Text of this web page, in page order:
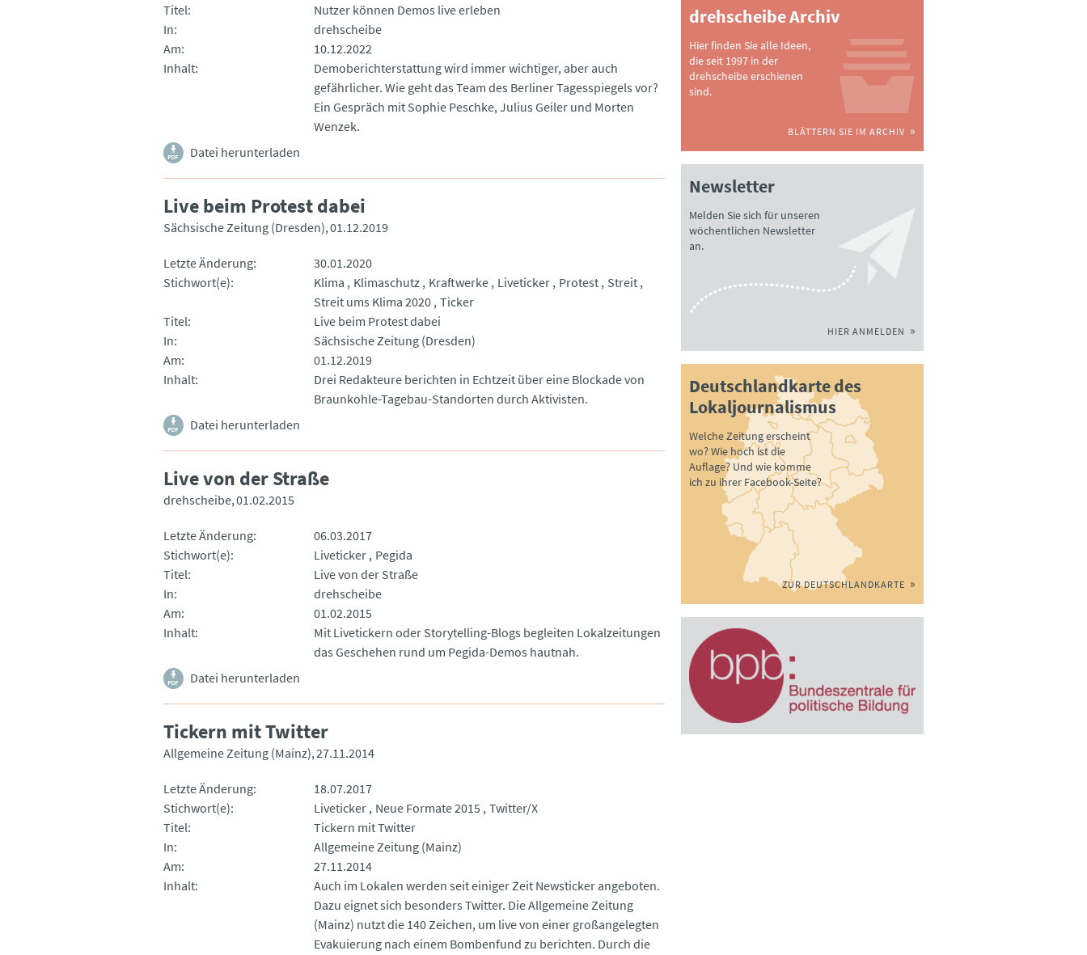
Titel
Nutzer können Demos live erleben
In
drehscheibe
Am
10.12.2022
Inhalt
Demoberichterstattung wird immer wichtiger, aber auch
gefährlicher. Wie geht das Team des Berliner Tagesspiegels vor?
Ein Gespräch mit Sophie Peschke, Julius Geiler und Morten
Wenzek.
Datei herunterladen
Live beim Protest dabei
Sächsische Zeitung (Dresden) 01.12.2019
Letzte Änderung
30.01.2020
Stichwort(e)
Klima Klimaschutz Kraftwerke Liveticker Protest
Streit
Streit ums Klima 2020 Ticker
Titel
Live beim Protest dabei
In
Sächsische Zeitung (Dresden)
Am
01.12.2019
Inhalt
Drei Redakteure berichten in Echtzeit über eine Blockade von
Braunkohle-Tagebau-Standorten durch Aktivisten.
Datei herunterladen
Live von der Straße
drehscheibe 01.02.2015
Letzte Änderung
06.03.2017
Stichwort(e)
Liveticker
Pegida
Titel
Live von der Straße
In
drehscheibe
Am
01.02.2015
Inhalt
Mit Livetickern oder Storytelling-Blogs begleiten Lokalzeitungen
das Geschehen rund um Pegida-Demos hautnah.
Datei herunterladen
Tickern mit Twitter
Allgemeine Zeitung (Mainz) 27.11.2014
Letzte Änderung
18.07.2017
Stichwort(e)
Liveticker Neue Formate 2015 Twitter/X
Titel
Tickern mit Twitter
In
Allgemeine Zeitung (Mainz)
Am
27.11.2014
Inhalt
Auch im Lokalen werden seit einiger Zeit Newsticker angeboten.
Dazu eignet sich besonders Twitter. Die Allgemeine Zeitung
(Mainz) nutzt die 140 Zeichen, um live von einer großangelegten
Evakuierung nach einem Bombenfund zu berichten. Durch die
drehscheibe Archiv
Hier finden Sie alle Ideen,
die seit 1997 in der
drehscheibe erschienen
sind.
BLÄTTERN SIE IM ARCHIV
Newsletter
Melden Sie sich für unseren
wöchentlichen Newsletter
an.
HIER ANMELDEN
Deutschlandkarte des
Lokaljournalismus
Welche Zeitung erscheint
wo? Wie hoch ist die
Auflage? Und wie komme
ich zu ihrer Facebook-Seite?
ZUR DEUTSCHLANDKARTE